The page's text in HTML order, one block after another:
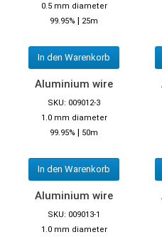
0.5 mm diameter
99.95% | 25m
In den Warenkorb
Aluminium wire
SKU: 009012-3
1.0 mm diameter
99.95% | 50m
In den Warenkorb
Aluminium wire
SKU: 009013-1
1.0 mm diameter